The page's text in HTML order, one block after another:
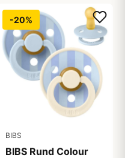
-20%
BIBS
BIBS Rund Colour